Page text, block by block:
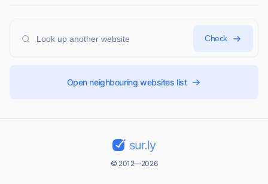
Check
Open neighbouring websites list
sur.ly
© 2012—2026